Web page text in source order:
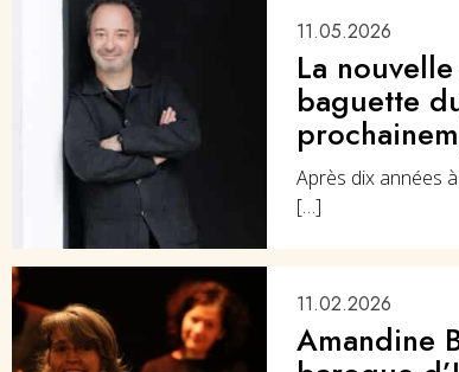
11.05.2026
La
baguette
Après dix années
[…]
11.02.2026
Amandine